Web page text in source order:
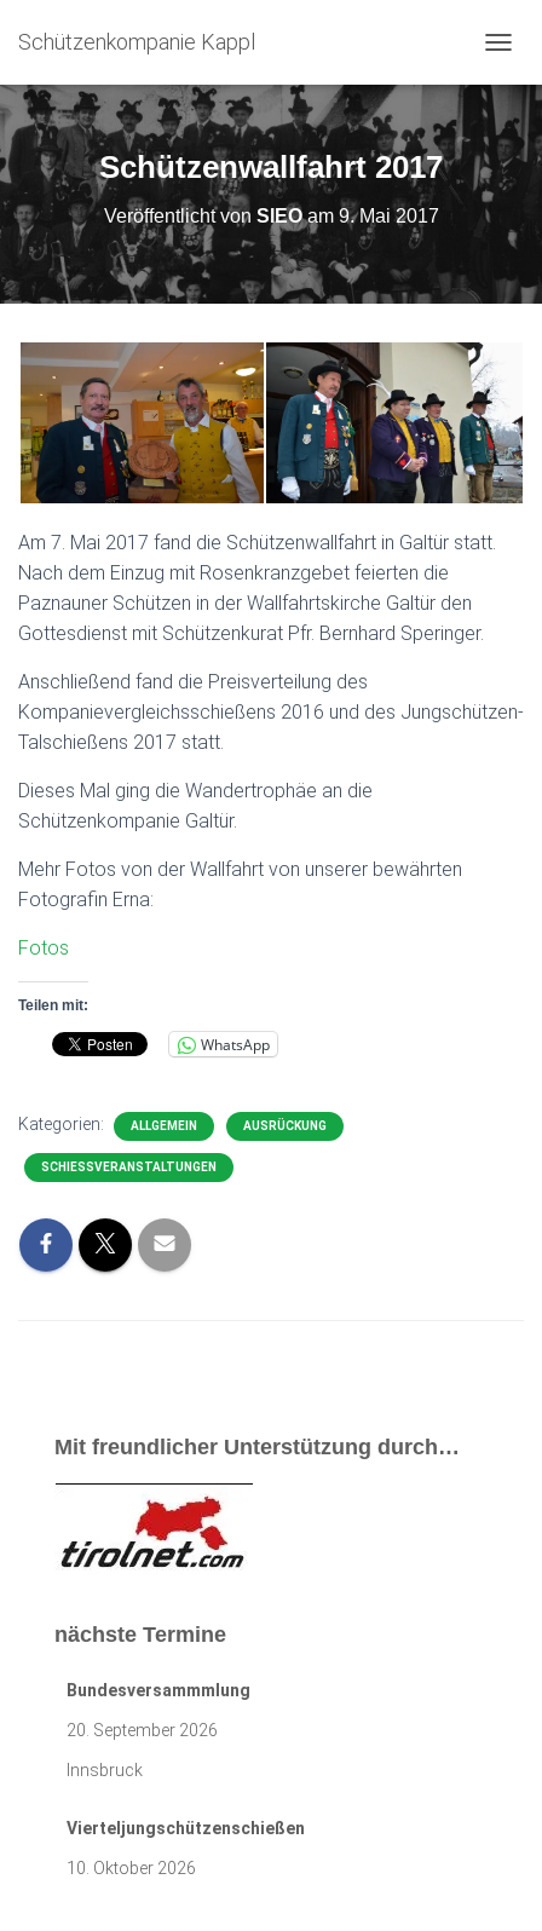
Schützenkompanie Kappl
A
I
G
A
A
L
T
E
N
Schützenwallfahrt 2017
Veröffentlicht von SIEOam 9. Mai 2017
Am 7. Mai 2017 fand die Schützenwallfahrt in Galtür statt.
Nach dem Einzug mit Rosenkranzgebet feierten die
Paznauner Schützen in der Wallfahrtskirche Galtür den
Gottesdienst mit Schützenkurat Pfr. Bernhard Speringer.
Anschließend fand die Preisverteilung des
Kompanievergleichsschießens 2016 und des Jungschützen-
Talschießens 2017 statt.
Dieses Mal ging die Wandertrophäe an die
Schützenkompanie Galtür.
Mehr Fotos von der Wallfahrt von unserer bewährten
Fotografin Erna:
Fotos
Teilen mit:
WhatsApp
Kategorien: ALLGEMEIN AUSRÜCKUNG
SCHIESSVERANSTALTUNGEN
Mit freundlicher Unterstützung durch…
nächste Termine
Bundesversammmlung
20. September 2026
Innsbruck
Vierteljungschützenschießen
10. Oktober 2026